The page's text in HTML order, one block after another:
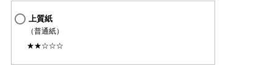
上質紙
（普通紙）
★★☆☆☆